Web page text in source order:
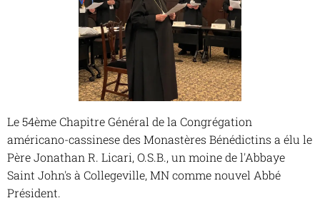
Le 54ème Chapitre Général de la Congrégation
américano-cassinese des Monastères Bénédictins a élu le
Père Jonathan R. Licari, O.S.B., un moine de l'Abbaye
Saint John's à Collegeville, MN comme nouvel Abbé
Président.